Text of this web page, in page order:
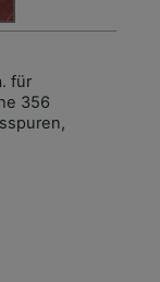
für
356